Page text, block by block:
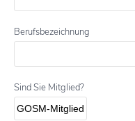
Berufsbezeichnung
Sind Sie Mitglied?